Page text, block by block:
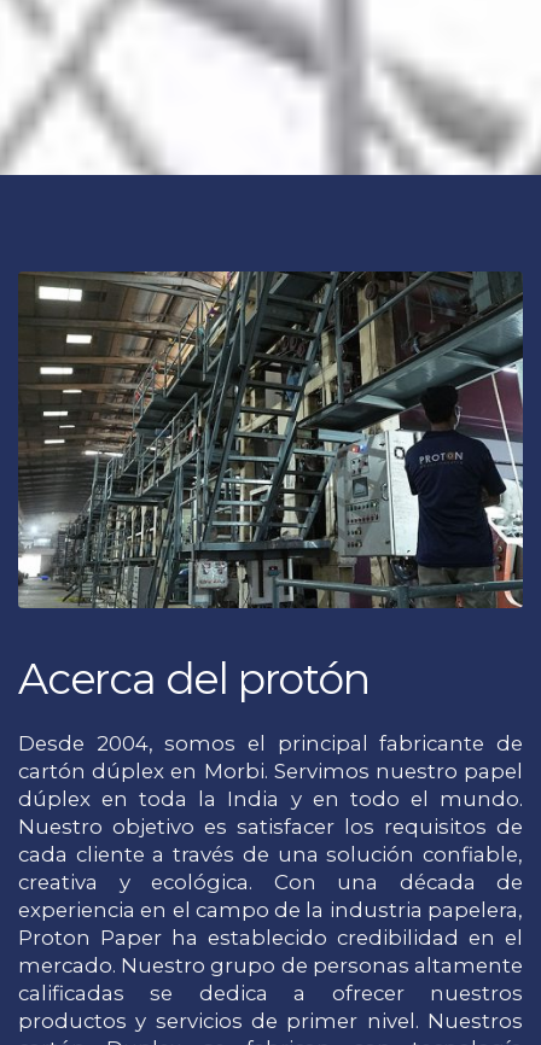
Acerca del protón
Desde 2004, somos el principal fabricante de
cartón dúplex en Morbi. Servimos nuestro papel
dúplex en toda la India y en todo el mundo.
Nuestro objetivo es satisfacer los requisitos de
cada cliente a través de una solución confiable,
creativa y ecológica. Con una década de
experiencia en el campo de la industria papelera,
Proton Paper ha establecido credibilidad en el
mercado. Nuestro grupo de personas altamente
calificadas se dedica a ofrecer nuestros
productos y servicios de primer nivel. Nuestros